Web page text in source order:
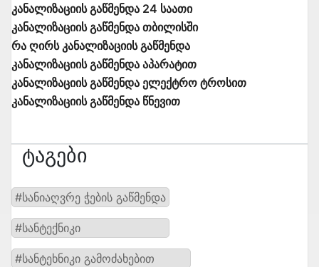
კანალიზაციის გაწმენდა 24 საათი
კანალიზაციის გაწმენდა თბილისში
რა ღირს კანალიზაციის გაწმენდა
კანალიზაციის გაწმენდა აპარატით
კანალიზაციის გაწმენდა ელექტრო ტროსით
კანალიზაციის გაწმენდა წნევით
Ტაგები
#სანიაღვრე ჭების გაწმენდა
#სანტექნიკი
#სანტეხნიკი გამოძახებით